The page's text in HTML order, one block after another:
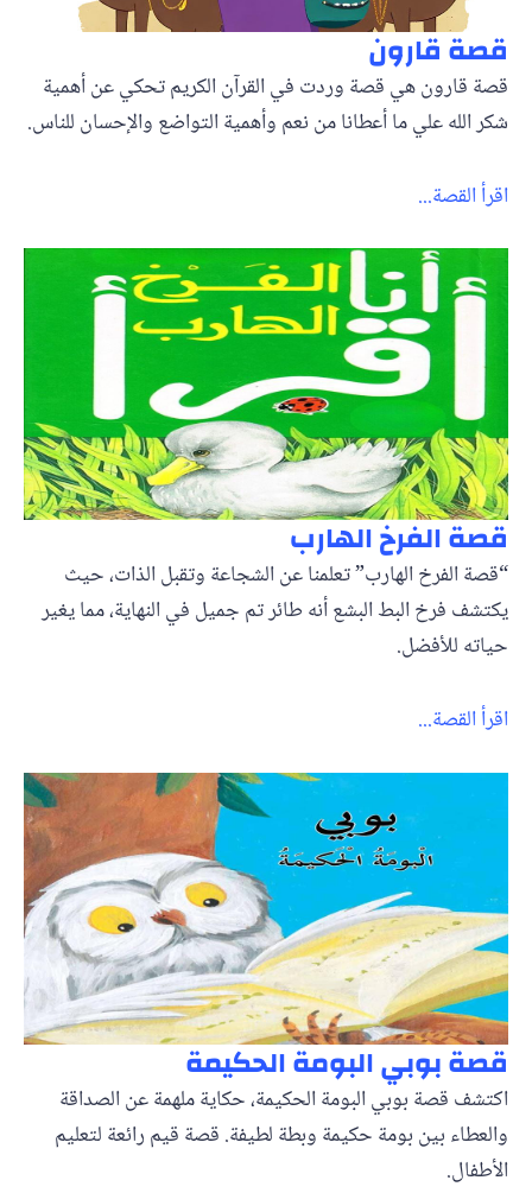
قصة قارون
قصة قارون هي قصة وردت في القرآن الكريم تحكي عن أهمية
شكر الله علي ما أعطانا من نعم وأهمية التواضع والإحسان للناس.
اقرأ القصة...
قصة الفرخ الهارب
“قصة الفرخ الهارب” تعلمنا عن الشجاعة وتقبل الذات، حيث
يكتشف فرخ البط البشع أنه طائر تم جميل في النهاية، مما يغير
حياته للأفضل.
اقرأ القصة...
قصة بوبي البومة الحكيمة
اكتشف قصة بوبي البومة الحكيمة، حكاية ملهمة عن الصداقة
والعطاء بين بومة حكيمة وبطة لطيفة. قصة قيم رائعة لتعليم
الأطفال.